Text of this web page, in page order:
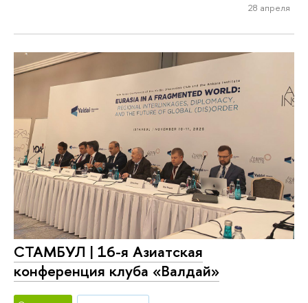
28 апреля
СТАМБУЛ | 16-я Азиатская
конференция клуба «Валдай»